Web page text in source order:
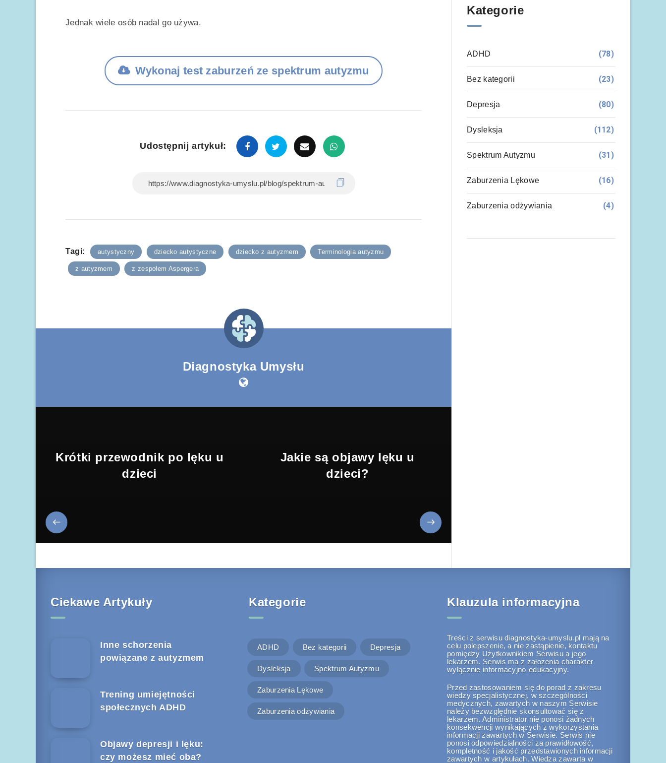
Jednak wiele osób nadal go używa.
Wykonaj test zaburzeń ze spektrum autyzmu
Udostępnij artykuł:
Tagi: autystyczny dziecko autystyczne dziecko z autyzmem Terminologia autyzmu
z autyzmem z zespołem Aspergera
Diagnostyka Umysłu
Krótki przewodnik po lęku u
dzieci
Jakie są objawy lęku u
dzieci?
Kategorie
ADHD (78)
Bez kategorii (23)
Depresja (80)
Dysleksja (112)
Spektrum Autyzmu (31)
Zaburzenia Lękowe (16)
Zaburzenia odżywiania (4)
Ciekawe Artykuły
Inne schorzenia
powiązane z autyzmem
Trening umiejętności
społecznych ADHD
Objawy depresji i lęku:
czy możesz mieć oba?
Kategorie
ADHD Bez kategorii Depresja
Dysleksja Spektrum Autyzmu
Zaburzenia Lękowe
Zaburzenia odżywiania
Klauzula informacyjna
Treści z serwisu diagnostyka-umyslu.pl mają na
celu polepszenie, a nie zastąpienie, kontaktu
pomiędzy Użytkownikiem Serwisu a jego
lekarzem. Serwis ma z założenia charakter
wyłącznie informacyjno-edukacyjny.
Przed zastosowaniem się do porad z zakresu
wiedzy specjalistycznej, w szczególności
medycznych, zawartych w naszym Serwisie
należy bezwzględnie skonsultować się z
lekarzem. Administrator nie ponosi żadnych
konsekwencji wynikających z wykorzystania
informacji zawartych w Serwisie. Serwis nie
ponosi odpowiedzialności za prawidłowość,
kompletność i jakość przedstawionych informacji
zawartych w artykułach. Wiedza zawarta w